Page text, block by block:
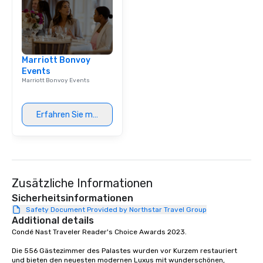
Our exclusive
right of you. Because
with different people
Marriott Bonvoy
Events
Marriott Bonvoy Events
Erfahren Sie mehr
Zusätzliche Informationen
Sicherheitsinformationen
Safety Document Provided by Northstar Travel Group
Additional details
Condé Nast Traveler Reader's Choice Awards 2023.
Die 556 Gästezimmer des Palastes wurden vor Kurzem restauriert
und bieten den neuesten modernen Luxus mit wunderschönen,